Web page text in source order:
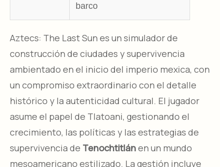
barco
Aztecs: The Last Sun es un simulador de
construcción de ciudades y supervivencia
ambientado en el inicio del imperio mexica, con
un compromiso extraordinario con el detalle
histórico y la autenticidad cultural. El jugador
asume el papel de Tlatoani, gestionando el
crecimiento, las políticas y las estrategias de
supervivencia de Tenochtitlánen un mundo
mesoamericano estilizado. La gestión incluye